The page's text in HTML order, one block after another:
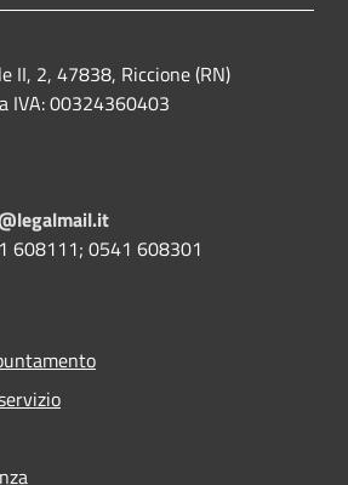
II, 2, 47838, Riccione (RN)
IVA: 00324360403
608111; 0541 608301